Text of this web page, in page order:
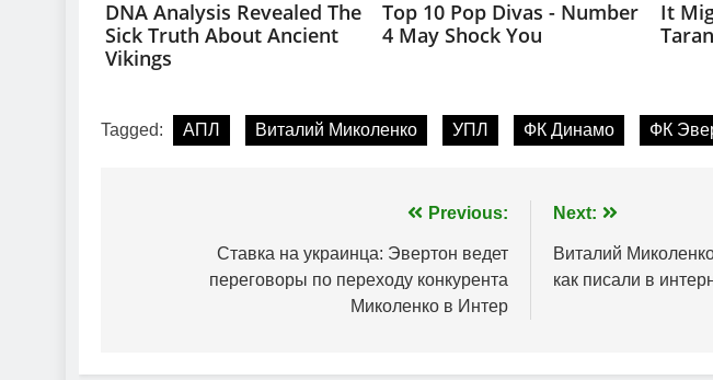
Tagged: АПЛ Виталий Миколенко УПЛ ФК Динамо ФК
записів
Previous:
Ставка на украинца: Эвертон ведет
переговоры по переходу конкурента
Миколенко в Интер
Next:
Виталий
как писали в